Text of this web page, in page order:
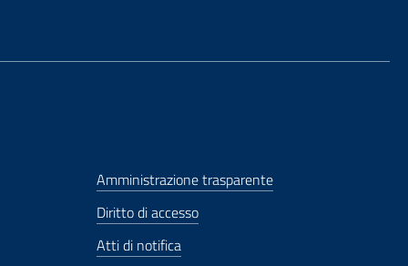
Amministrazione trasparente
Diritto di accesso
Atti di notifica